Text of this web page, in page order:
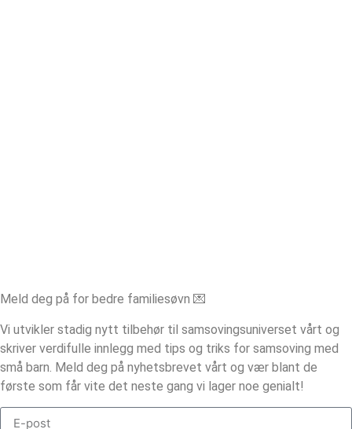
Meld deg på for bedre familiesøvn 💌
Vi utvikler stadig nytt tilbehør til samsovingsuniverset vårt og
skriver verdifulle innlegg med tips og triks for samsoving med
små barn. Meld deg på nyhetsbrevet vårt og vær blant de
første som får vite det neste gang vi lager noe genialt!